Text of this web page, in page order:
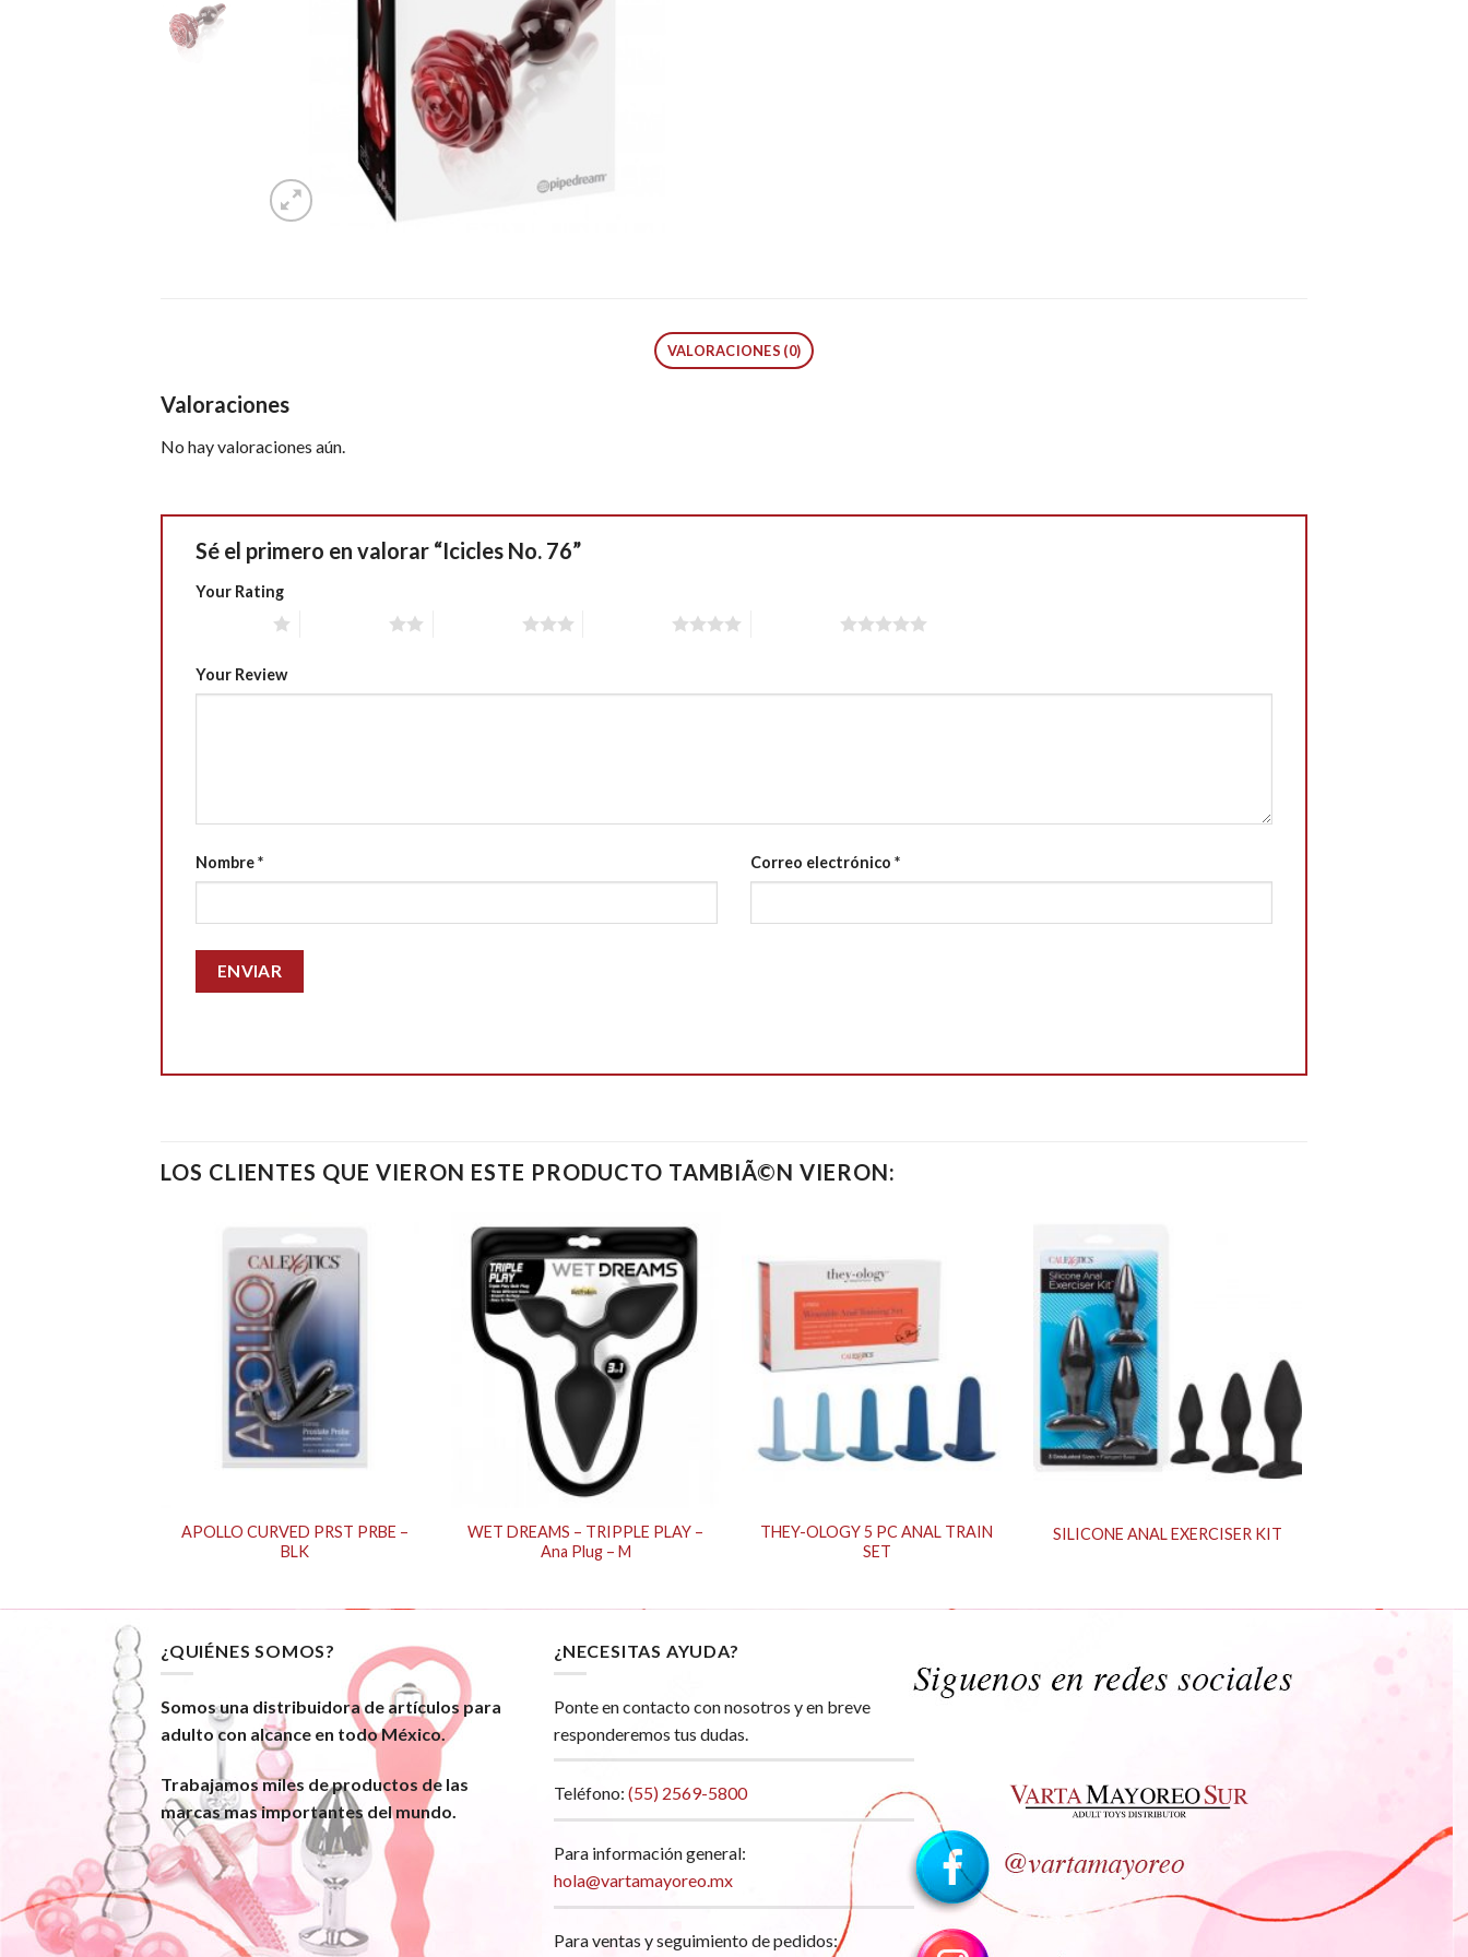
VALORACIONES (0)
Valoraciones
No hay valoraciones aún.
Sé el primero en valorar “Icicles No. 76”
Your Rating
Your Review
Nombre* Correo electrónico *
LOS CLIENTES QUE VIERON ESTE PRODUCTO TAMBIÃ©N VIERON:
APOLLO CURVED PRST PRBE –
BLK
WET DREAMS – TRIPPLE PLAY –
Ana Plug – M
THEY-OLOGY 5 PC ANAL TRAIN
SET
SILICONE ANAL EXERCISER KIT
¿QUIÉNES SOMOS?
Somos una distribuidora de artículos para
adulto con alcance en todo México.
Trabajamos miles de productos de las
marcas mas importantes del mundo.
¿NECESITAS AYUDA?
Ponte en contacto con nosotros y en breve
responderemos tus dudas.
Teléfono: (55) 2569-5800
Para información general:
hola@vartamayoreo.mx
Para ventas y seguimiento de pedidos: